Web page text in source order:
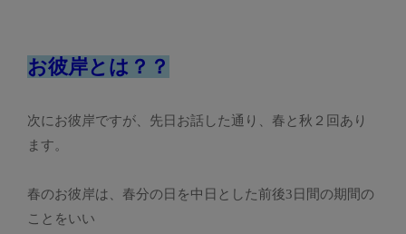
お彼岸とは？？
次にお彼岸ですが、先日お話した通り、春と秋２回あり
ます。
春のお彼岸は、春分の日を中日とした前後3日間の期間の
ことをいい